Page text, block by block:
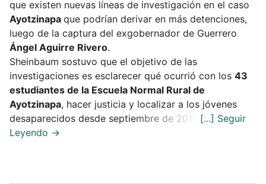
que existen nuevas líneas de investigación en el caso
Ayotzinapa que podrían derivar en más detenciones,
luego de la captura del exgobernador de Guerrero
Ángel Aguirre Rivero.
Sheinbaum sostuvo que el objetivo de las
investigaciones es esclarecer qué ocurrió con los 43
estudiantes de la Escuela Normal Rural de
Ayotzinapa, hacer justicia y localizar a los jóvenes
desaparecidos desde septiembre de 2014.